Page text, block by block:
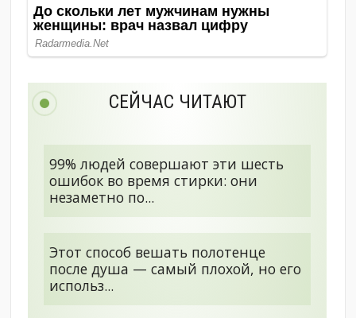
СЕЙЧАС ЧИТАЮТ
99% людей совершают эти шесть
ошибок во время стирки: они
незаметно по...
Этот способ вешать полотенце
после душа — самый плохой, но его
использ...